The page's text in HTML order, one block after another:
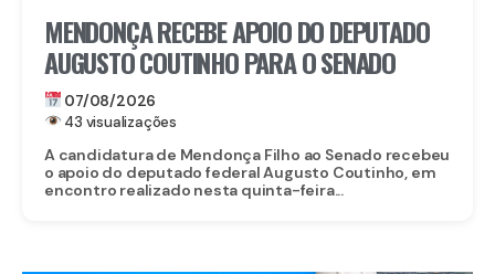
MENDONÇA RECEBE APOIO DO DEPUTADO
AUGUSTO COUTINHO PARA O SENADO
07/08/2026
43 visualizações
A candidatura de Mendonça Filho ao Senado recebeu
o apoio do deputado federal Augusto Coutinho, em
encontro realizado nesta quinta-feira...